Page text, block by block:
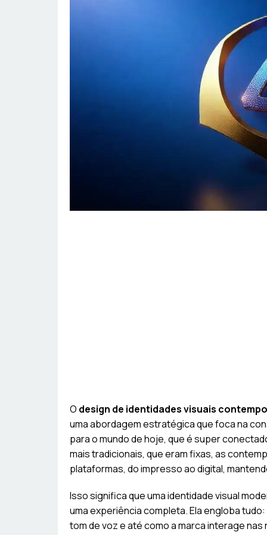
O design de identidades visuais
uma abordagem estratégica que foca na
para o mundo de hoje, que é super
mais tradicionais, que eram fixas, as
plataformas, do impresso ao digital,
Isso significa que uma identidade visual
uma experiência completa. Ela engloba
tom de voz e até como a marca interage